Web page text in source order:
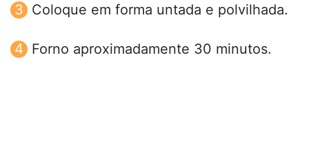
Coloque em forma untada e polvilhada.
Forno aproximadamente 30 minutos.